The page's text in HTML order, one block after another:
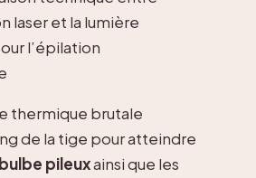
laser et la lumière
l’épilation
thermique brutale
de la tige pour atteindre
bulbe pileuxainsi que les